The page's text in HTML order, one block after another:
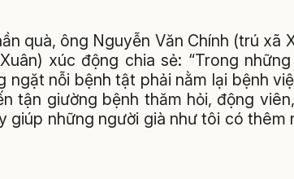
quà, ông Nguyễn Văn Chính (trú xã
xúc động chia sẻ: “Trong
ngặt nỗi bệnh tật phải nằm lại bệnh
tận giường bệnh thăm hỏi, động
giúp những người già như tôi có thêm